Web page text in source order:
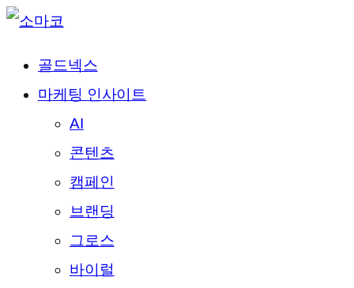
골드넥스
마케팅 인사이트
AI
콘텐츠
캠페인
브랜딩
그로스
바이럴